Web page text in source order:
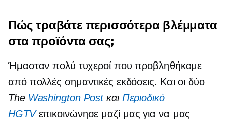
Πώς τραβάτε περισσότερα βλέμματα
στα προϊόντα σας;
Ήμασταν πολύ τυχεροί που προβληθήκαμε
από πολλές σημαντικές εκδόσεις. Και οι δύο
The Washington Postκαι Περιοδικό
HGTVεπικοινώνησε μαζί μας για να μας